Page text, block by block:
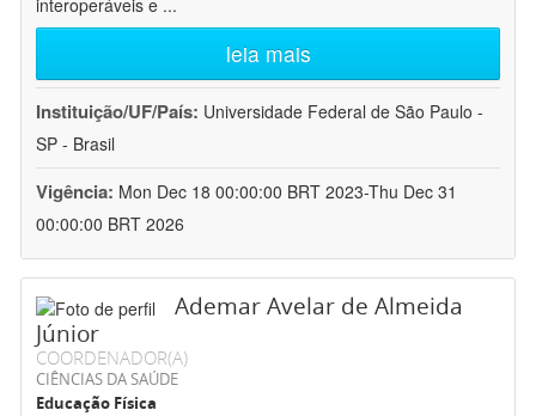
interoperáveis e ...
leia mais
Instituição/UF/País: Universidade Federal de São Paulo -
SP - Brasil
Vigência: Mon Dec 18 00:00:00 BRT 2023-Thu Dec 31
00:00:00 BRT 2026
Ademar Avelar de Almeida
Júnior
COORDENADOR(A)
CIÊNCIAS DA SAÚDE
Educação Física